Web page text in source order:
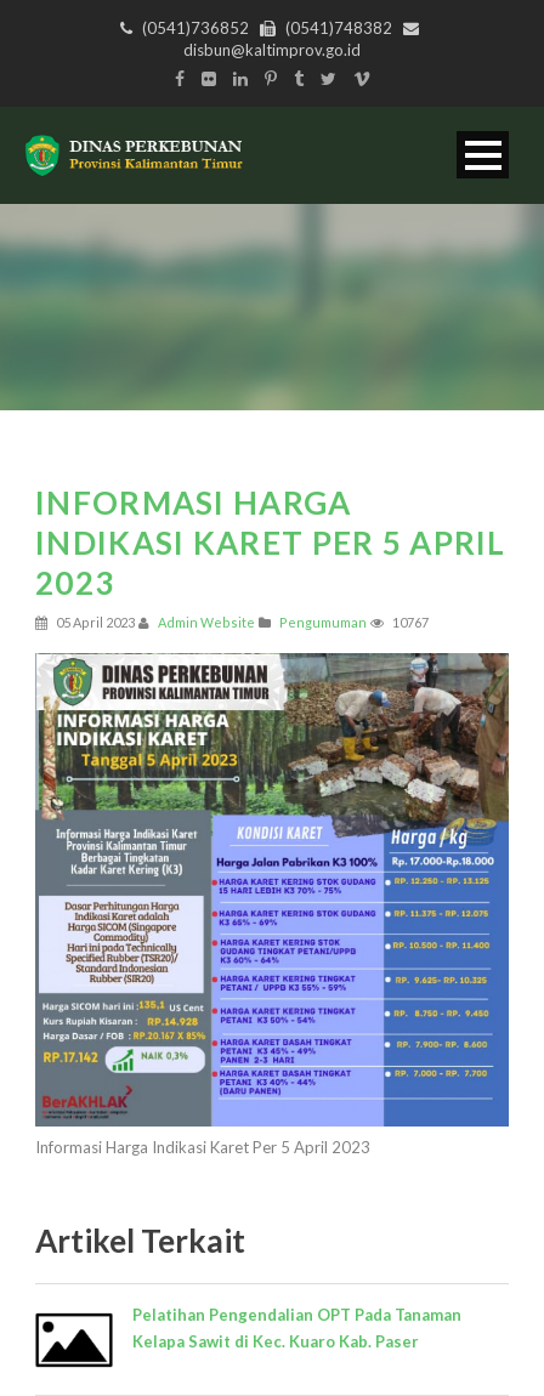
(0541)736852
(0541)748382
disbun@kaltimprov.go.id
INFORMASI HARGA
INDIKASI KARET PER 5 APRIL
2023
05 April 2023 Admin Website Pengumuman 10767
Informasi Harga Indikasi Karet Per 5 April 2023
Artikel Terkait
Pelatihan Pengendalian OPT Pada Tanaman
Kelapa Sawit di Kec. Kuaro Kab. Paser